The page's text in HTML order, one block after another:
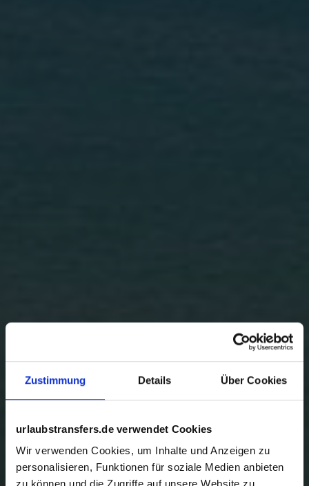
Zustimmung Details Über Cookies
urlaubstransfers.de verwendet Cookies
Wir verwenden Cookies, um Inhalte und Anzeigen zu
personalisieren, Funktionen für soziale Medien anbieten